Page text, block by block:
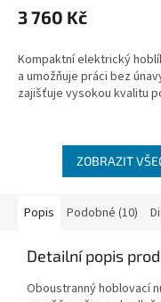
produktu
je
z
5
hvězdiček.
3 760 Kč
Kompaktní elektrický
a umožňuje práci bez
zajišťuje vysokou kvalitu
ZOBRAZIT
Popis Podobné (10)
Detailní popis
Oboustranný hoblovací